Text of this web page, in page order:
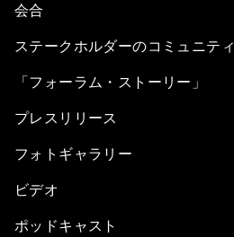
会合
ステークホルダーのコミュニティ
「フォーラム・ストーリー」
プレスリリース
フォトギャラリー
ビデオ
ポッドキャスト